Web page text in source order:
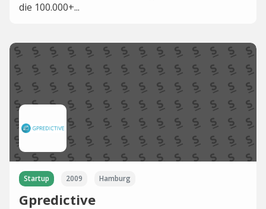
die 100.000+...
Startup 2009 Hamburg
Gpredictive